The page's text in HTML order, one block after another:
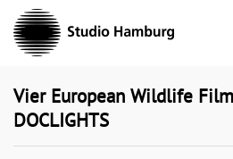
Skip
content
Vier European Wildlife
DOCLIGHTS